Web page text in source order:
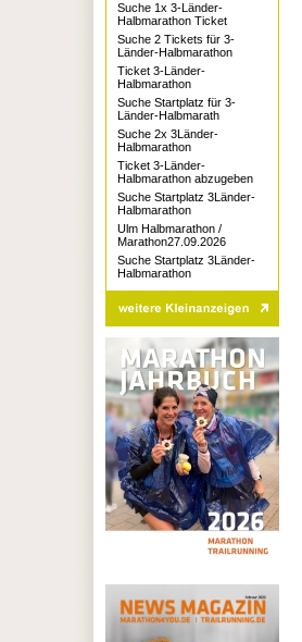
Suche 1x 3-Länder-
Halbmarathon Ticket
Suche 2 Tickets für 3-
Länder-Halbmarathon
Ticket 3-Länder-
Halbmarathon
Suche Startplatz für 3-
Länder-Halbmarath
Suche 2x 3Länder-
Halbmarathon
Ticket 3-Länder-
Halbmarathon abzugeben
Suche Startplatz 3Länder-
Halbmarathon
Ulm Halbmarathon /
Marathon27.09.2026
Suche Startplatz 3Länder-
Halbmarathon